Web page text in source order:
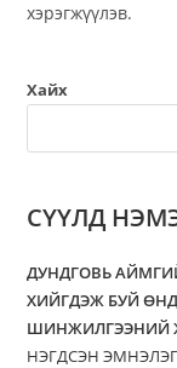
хэрэгжүүлэв.
Хайх
СҮҮЛД
ДУНДГОВЬ
ХИЙГДЭЖ БУЙ
ШИНЖИЛГЭЭНИЙ
НЭГДСЭН